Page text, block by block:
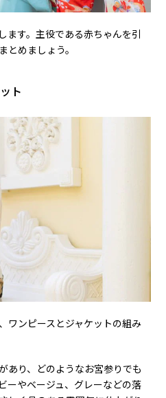
ます。主役である赤ちゃんを引
とめましょう。
ト
ワンピースとジャケットの組み
あり、どのようなお宮参りでも
ーやベージュ、グレーなどの落